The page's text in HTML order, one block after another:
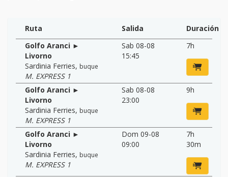
Ruta Salida
Duración
Golfo Aranci ►
Livorno
Sardinia Ferries, buque
M. EXPRESS 1
Sab 08-08
15:45
7h
Golfo Aranci ►
Livorno
Sardinia Ferries, buque
M. EXPRESS 1
Sab 08-08
23:00
9h
Golfo Aranci ►
Livorno
Sardinia Ferries, buque
M. EXPRESS 1
Dom 09-08
09:00
7h
30m